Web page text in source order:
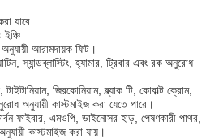
যাবে
আরামদায়ক ফিট।
স্যান্ডব্লাস্টিং, হ্যামার, ট্রিবার এবং রক অনুরোধ
জিরকোনিয়াম, ব্ল্যাক টি, কোবাল্ট ক্রোম,
অনুযায়ী কাস্টমাইজ করা যেতে পারে।
ফাইবার, এমওপি, ডাইনোসর হাড়, পেষণকারী পাথর,
কাস্টমাইজ করা যায়।